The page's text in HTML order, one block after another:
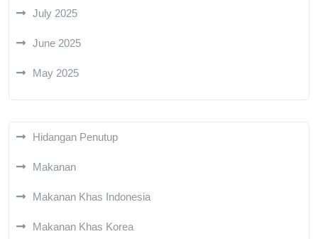
July 2025
June 2025
May 2025
Hidangan Penutup
Makanan
Makanan Khas Indonesia
Makanan Khas Korea